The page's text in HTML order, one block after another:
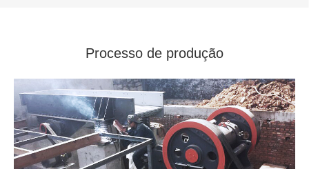
Processo de produção